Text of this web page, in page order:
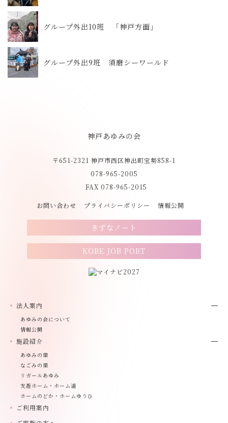
グループ外出10班 「神戸方面」
グループ外出9班 須磨シーワールド
神戸あゆみの会
〒651-2321 神戸市西区神出町宝勢858-1
078-965-2005
FAX 078-965-2015
お問い合わせ プライバシーポリシー 情報公開
きずなノート
KOBE JOB PORT
法人案内
あゆみの会について
情報公開
施設紹介
あゆみの里
なごみの里
リガールあゆみ
友遊ホーム・ホーム遥
ホームのどか・ホームゆうひ
ご利用案内